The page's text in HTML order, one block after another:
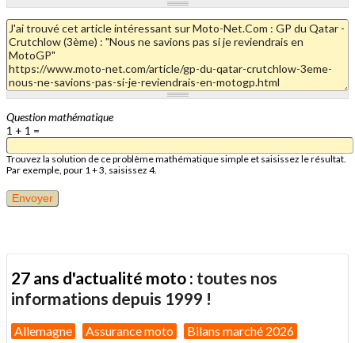
Question mathématique
1 + 1 =
Trouvez la solution de ce problème mathématique simple et saisissez le résultat.
Par exemple, pour 1 + 3, saisissez 4.
27 ans d'actualité moto : toutes nos
informations depuis 1999 !
Allemagne Assurance moto Bilans marché 2026